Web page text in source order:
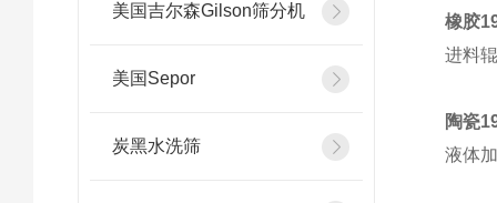
美国吉尔森Gilson筛分机
美国Sepor
炭黑水洗筛
橡胶
进料
陶瓷
液体